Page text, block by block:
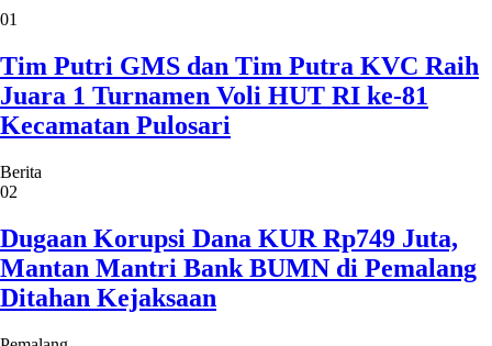
01
Tim Putri GMS dan Tim Putra KVC Raih
Juara 1 Turnamen Voli HUT RI ke-81
Kecamatan Pulosari
Berita
02
Dugaan Korupsi Dana KUR Rp749 Juta,
Mantan Mantri Bank BUMN di Pemalang
Ditahan Kejaksaan